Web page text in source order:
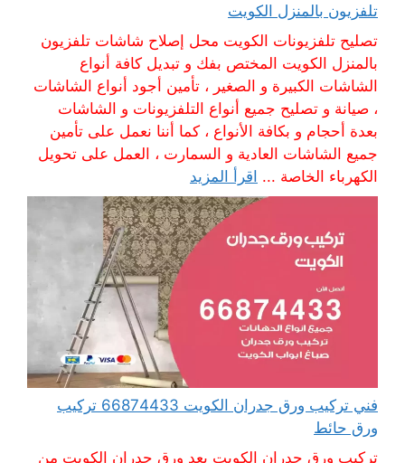
تلفزيون بالمنزل الكويت
تصليح تلفزيونات الكويت محل إصلاح شاشات تلفزيون
بالمنزل الكويت المختص بفك و تبديل كافة أنواع
الشاشات الكبيرة و الصغير ، تأمين أجود أنواع الشاشات
، صيانة و تصليح جميع أنواع التلفزيونات و الشاشات
بعدة أحجام و بكافة الأنواع ، كما أننا نعمل على تأمين
جميع الشاشات العادية و السمارت ، العمل على تحويل
الكهرباء الخاصة ... اقرأ المزيد
فني تركيب ورق جدران الكويت 66874433 تركيب
ورق حائط
تركيب ورق جدران الكويت يعد ورق جدران الكويت من